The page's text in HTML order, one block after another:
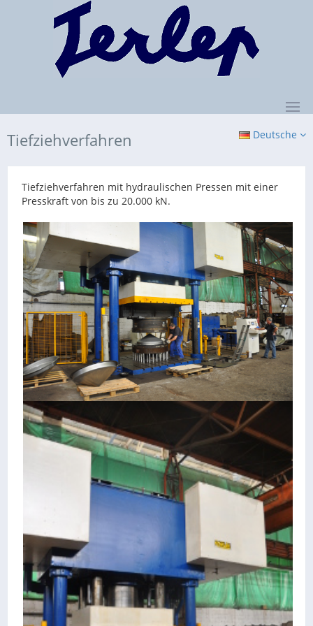
Tiefziehverfahren Deutsche
Tiefziehverfahren mit hydraulischen Pressen mit einer
Presskraft von bis zu 20.000 kN.